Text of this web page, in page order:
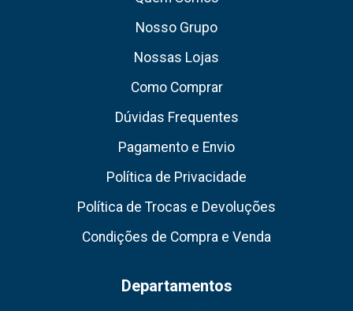
Nosso Grupo
Nossas Lojas
Como Comprar
Dúvidas Frequentes
Pagamento e Envio
Política de Privacidade
Política de Trocas e Devoluções
Condições de Compra e Venda
Departamentos